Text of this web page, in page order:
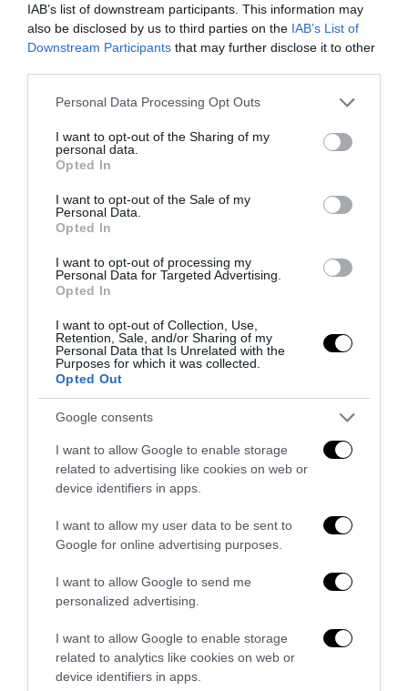
IAB’s list of downstream participants. This information may
also be disclosed by us to third parties on the IAB’s List of
Downstream Participants that may further disclose it to other
Please note that this website/app uses one or more Google
not limited to your visit or usage behaviour. You may click to
grant or deny consent to Google and its third-party tags to
use your data for below specified purposes in below Google
consent section.
Personal Data Processing Opt Outs
I want to opt-out of the Sharing of my
personal data.
Opted In
I want to opt-out of the Sale of my
Personal Data.
Opted In
I want to opt-out of processing my
Personal Data for Targeted Advertising.
Opted In
I want to opt-out of Collection, Use,
Retention, Sale, and/or Sharing of my
Personal Data that Is Unrelated with the
Purposes for which it was collected.
Opted Out
Google consents
I want to allow Google to enable storage
related to advertising like cookies on web or
device identifiers in apps.
I want to allow my user data to be sent to
Google for online advertising purposes.
I want to allow Google to send me
personalized advertising.
I want to allow Google to enable storage
related to analytics like cookies on web or
device identifiers in apps.
Addio a Francesco Guccini: stronzo, poeta e buffone di
corte
7 Agosto 2026
Bonaccini e il mito delle barricate di Parma: quando
l’antifascismo copia il fascismo
6 Agosto 2026